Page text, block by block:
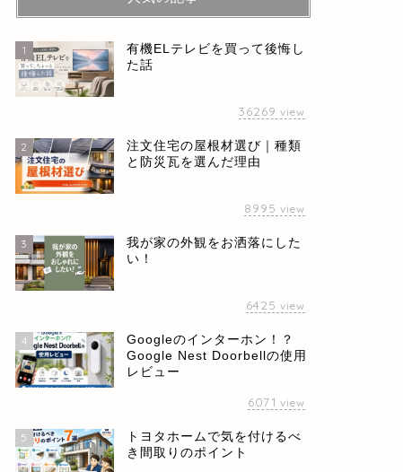
1
有機ELテレビを買って後悔し
た話
36269 view
2
注文住宅の屋根材選び｜種類
と防災瓦を選んだ理由
8995 view
3
我が家の外観をお洒落にした
い！
6425 view
4
Googleのインターホン！？
Google Nest Doorbellの使用
レビュー
6071 view
5
トヨタホームで気を付けるべ
き間取りのポイント